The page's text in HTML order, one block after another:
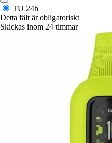
TU 24h
Detta fält är obligatoriskt
Skickas inom 24 timmar